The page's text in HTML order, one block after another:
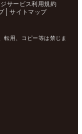
サービス利用規約
サイトマップ
転用、コピー等は禁じま